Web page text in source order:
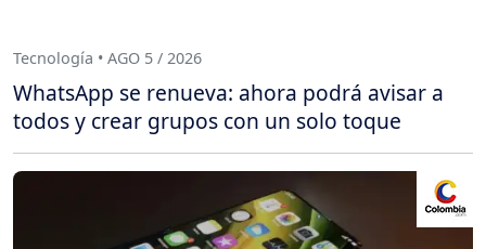
Tecnología • AGO 5 / 2026
WhatsApp se renueva: ahora podrá avisar a
todos y crear grupos con un solo toque